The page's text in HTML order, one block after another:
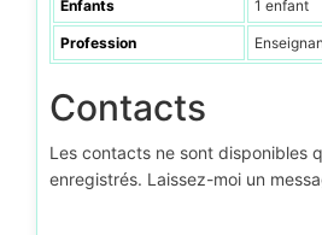
Enfants 1 enfant
Profession
Contacts
Les contacts ne sont disponibles
enregistrés. Laissez-moi un